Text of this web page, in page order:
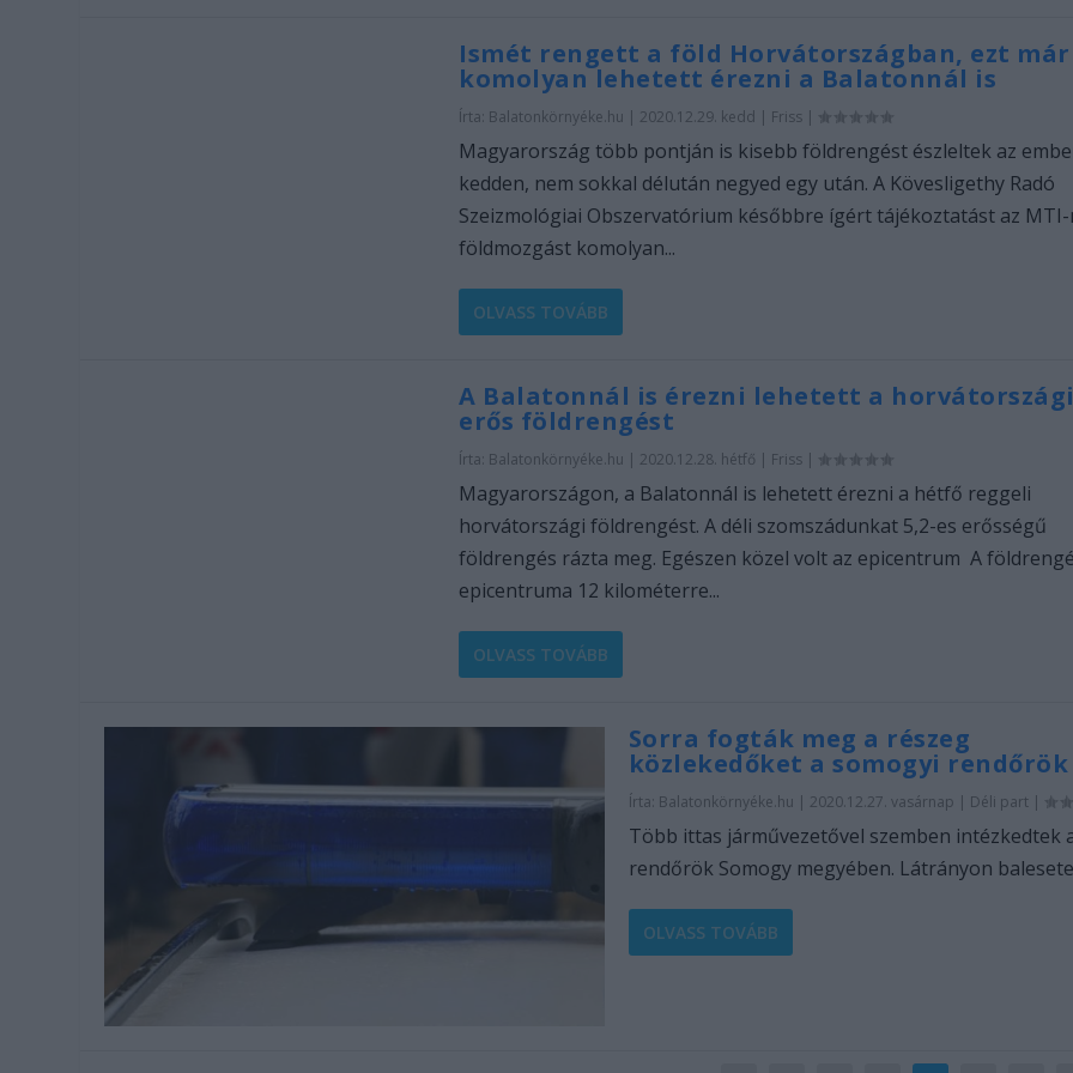
Ismét rengett a föld Horvátországban, ezt már
komolyan lehetett érezni a Balatonnál is
Írta: Balatonkörnyéke.hu | 2020.12.29. kedd | Friss |
Magyarország több pontján is kisebb földrengést észleltek az
kedden, nem sokkal délután negyed egy után. A Kövesligethy Radó
Szeizmológiai Obszervatórium későbbre ígért tájékoztatást az MTI-
földmozgást komolyan...
OLVASS TOVÁBB
A Balatonnál is érezni lehetett a horvátországi
erős földrengést
Írta: Balatonkörnyéke.hu | 2020.12.28. hétfő | Friss |
Magyarországon, a Balatonnál is lehetett érezni a hétfő reggeli
horvátországi földrengést. A déli szomszádunkat 5,2-es erősségű
földrengés rázta meg. Egészen közel volt az epicentrum A
epicentruma 12 kilométerre...
OLVASS TOVÁBB
Sorra fogták meg a részeg
közlekedőket a somogyi rendőrök
Írta: Balatonkörnyéke.hu | 2020.12.27. vasárnap | Déli part |
Több ittas járművezetővel szemben intézkedtek
rendőrök Somogy megyében. Látrányon
OLVASS TOVÁBB